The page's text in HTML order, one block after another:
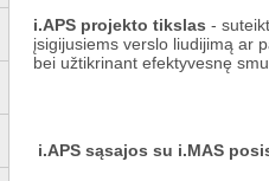
i.APS projekto tikslas -
įsigijusiems verslo liudijimą ar
i.APS sąsajos su i.MAS